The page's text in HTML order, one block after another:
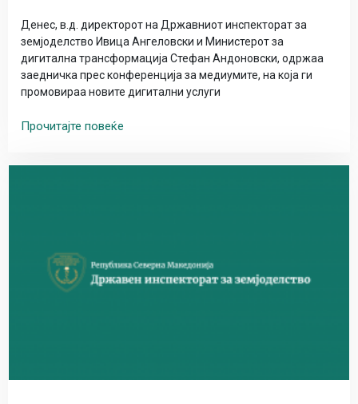
Денес, в.д. директорот на Државниот инспекторат за
земјоделство Ивица Ангеловски и Министерот за
дигитална трансформација Стефан Андоновски, одржаа
заедничка прес конференција за медиумите, на која ги
промовираа новите дигитални услуги
Прочитајте повеќе